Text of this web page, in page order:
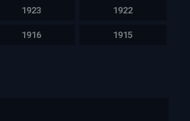
1923 1922
1916 1915